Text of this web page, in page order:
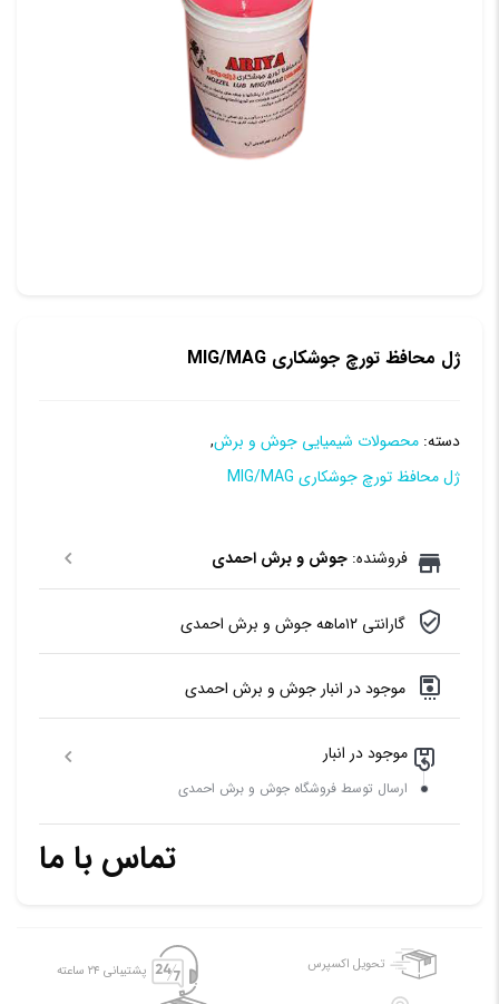
ژل محافظ تورچ جوشکاری MIG/MAG
دسته: محصولات شیمیایی جوش و برش,
ژل محافظ تورچ جوشکاری MIG/MAG
فروشنده: جوش و برش احمدی
گارانتی ۱۲ماهه جوش و برش احمدی
موجود در انبار جوش و برش احمدی
موجود در انبار
ارسال توسط فروشگاه جوش و برش احمدی
تماس با ما
تحویل اکسپرس پشتیبانی ۲۴ ساعته